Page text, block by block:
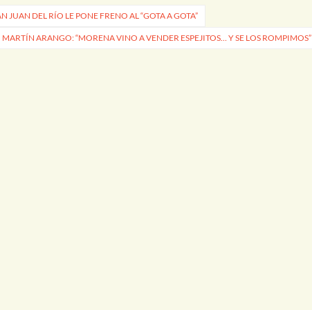
JUAN DEL RÍO LE PONE FRENO AL “GOTA A GOTA”
MARTÍN ARANGO: “MORENA VINO A VENDER ESPEJITOS… Y SE LOS ROMPIMOS”